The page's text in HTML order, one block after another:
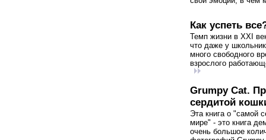
Как успеть
Темп жизни в XXI
что даже у
много свободного
взрослого
Grumpy Cat.
сердитой
Эта книга о "самой
мире" - это книга
очень большое